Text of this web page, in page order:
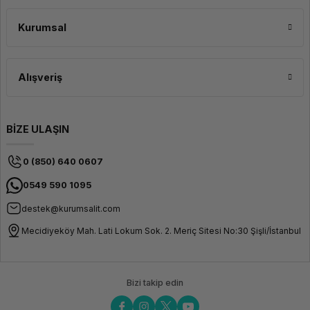
Kurumsal
Alışveriş
BİZE ULAŞIN
0 (850) 640 0607
0549 590 1095
destek@kurumsalit.com
Mecidiyeköy Mah. Lati Lokum Sok. 2. Meriç Sitesi No:30 Şişli/İstanbul
Bizi takip edin